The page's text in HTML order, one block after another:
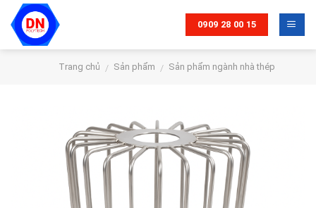
content
0909 28 00 15
Trang chủ / Sản phẩm / Sản phẩm ngành nhà thép